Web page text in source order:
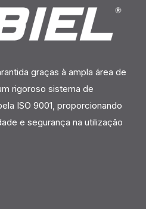
graças à ampla área de
rigoroso sistema de
ISO 9001, proporcionando
e segurança na utilização